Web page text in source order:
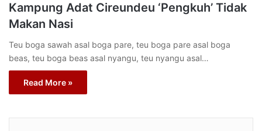
Kampung Adat Cireundeu ‘Pengkuh’ Tidak
Makan Nasi
Teu boga sawah asal boga pare, teu boga pare asal boga
beas, teu boga beas asal nyangu, teu nyangu asal…
Read More »